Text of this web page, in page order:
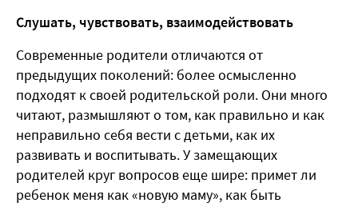
Слушать, чувствовать, взаимодействовать
Современные родители отличаются от
предыдущих поколений: более осмысленно
подходят к своей родительской роли. Они много
читают, размышляют о том, как правильно и как
неправильно себя вести с детьми, как их
развивать и воспитывать. У замещающих
родителей круг вопросов еще шире: примет ли
ребенок меня как «новую маму», как быть